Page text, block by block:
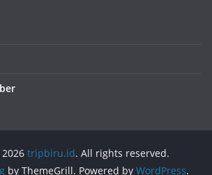
tripbiru.id. All rights reserved.
by ThemeGrill. Powered by WordPress.